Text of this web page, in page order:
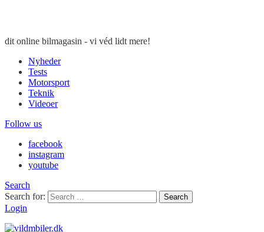
dit online bilmagasin - vi véd lidt mere!
Nyheder
Tests
Motorsport
Teknik
Videoer
Follow us
facebook
instagram
youtube
Search
Search for:
Search
Login